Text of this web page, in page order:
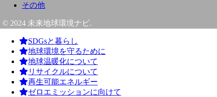
その他
© 2024 未来地球環境ナビ.
SDGsと暮らし
地球環境を守るために
地球温暖化について
リサイクルについて
再生可能エネルギー
ゼロエミッションに向けて